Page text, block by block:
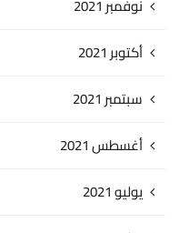
نوفمبر 2021
أكتوبر 2021
سبتمبر 2021
أغسطس 2021
يوليو 2021